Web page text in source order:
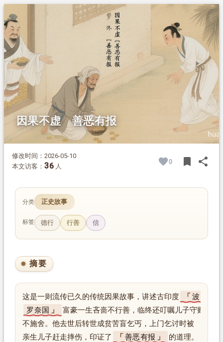
2.正文
因果不虚 善恶有报
修改时间：2026-05-10
本文访客： 36 人
0 bookmark share
分类 正史故事
标签 德行 行善 信
摘要
这是一则流传已久的传统因果故事，讲述古印度
波
罗奈国
富豪一生吝啬不行善，临终还叮嘱儿子守财
不施舍。他去世后转世成贫苦盲乞丐，上门乞讨时被
亲生儿子赶走摔伤，印证了
善恶有报 的道理。